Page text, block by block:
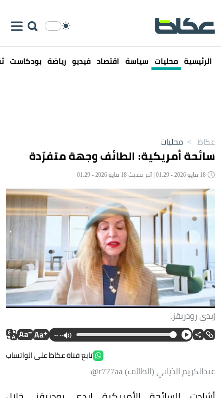
الرئيسية محليات سياسة اقتصاد فيديو رياضة بودكاست
عكاظ > محليات
سائحة أمريكية: الطائف وجهة متفرّدة
إيدي رودريقز.
--:--
تابع قناة عكاظ على الواتساب
عبدالكريم الذيابي (الطائف) r777aa@